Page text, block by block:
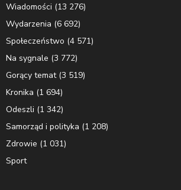
Wiadomości (13 276)
Wydarzenia (6 692)
Społeczeństwo (4 571)
Na sygnale (3 772)
Gorący temat(3 519)
Kronika (1 694)
Odeszli (1 342)
Samorząd i polityka (1 208)
Zdrowie (1 031)
Sport